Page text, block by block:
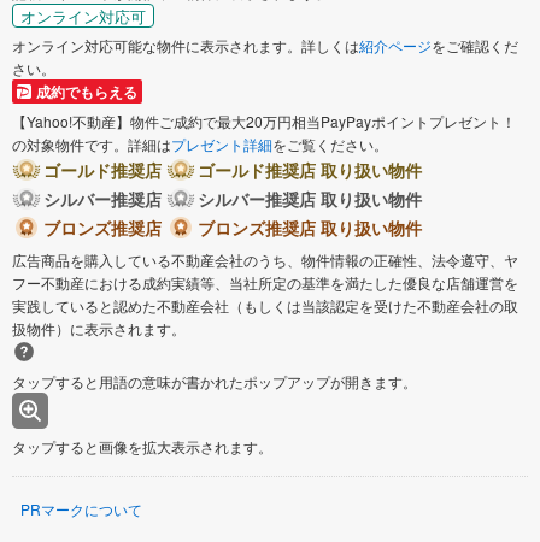
オンライン対応可
オンライン対応可能な物件に表示されます。詳しくは紹介ページをご確認くだ
さい。
成約でもらえる
【Yahoo!不動産】物件ご成約で最大20万円相当PayPayポイントプレゼント！
の対象物件です。詳細はプレゼント詳細をご覧ください。
ゴールド推奨店
ゴールド推奨店 取り扱い物件
シルバー推奨店
シルバー推奨店 取り扱い物件
ブロンズ推奨店
ブロンズ推奨店 取り扱い物件
広告商品を購入している不動産会社のうち、物件情報の正確性、法令遵守、ヤ
フー不動産における成約実績等、当社所定の基準を満たした優良な店舗運営を
実践していると認めた不動産会社（もしくは当該認定を受けた不動産会社の取
扱物件）に表示されます。
タップすると用語の意味が書かれたポップアップが開きます。
タップすると画像を拡大表示されます。
PRマークについて